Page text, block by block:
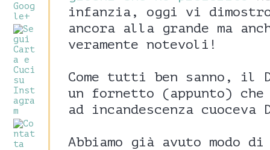
infanzia, oggi vi
ancora alla grande ma
veramente notevoli!
Come tutti ben sanno, il
un fornetto (appunto) che
ad incandescenza cuoceva
Abbiamo già avuto modo